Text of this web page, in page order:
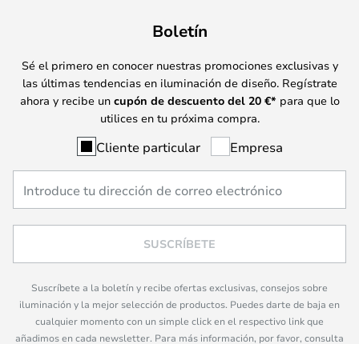
Boletín
Sé el primero en conocer nuestras promociones exclusivas y
las últimas tendencias en iluminación de diseño. Regístrate
ahora y recibe un cupón de descuento del 20 €* para que lo
utilices en tu próxima compra.
Cliente particular Empresa
SUSCRÍBETE
Suscríbete a la boletín y recibe ofertas exclusivas, consejos sobre
iluminación y la mejor selección de productos. Puedes darte de baja en
cualquier momento con un simple click en el respectivo link que
añadimos en cada newsletter. Para más información, por favor, consulta